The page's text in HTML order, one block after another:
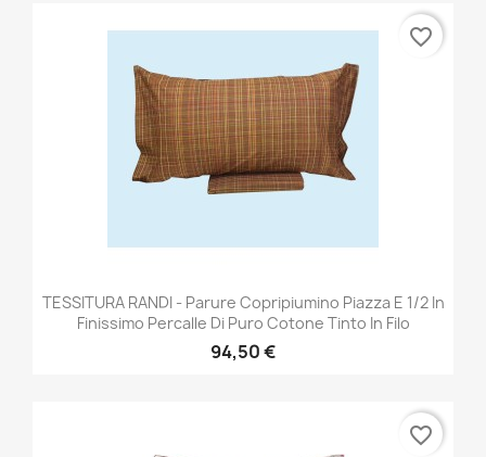
TESSITURA RANDI - Parure Copripiumino Piazza E 1/2 In
Finissimo Percalle Di Puro Cotone Tinto In Filo
94,50 €
favorite_border
favorite_border